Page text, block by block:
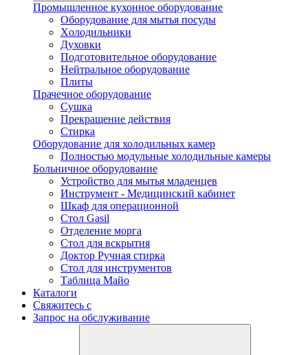
Промышленное кухонное оборудование
Оборудование для мытья посуды
Xолодильники
Духовки
Подготовительное оборудование
Нейтральное оборудование
Плиты
Прачечное оборудование
Сушка
Прекращение действия
Стирка
Оборудование для холодильных камер
Полностью модульные холодильные камеры
Больничное оборудование
Устройство для мытья младенцев
Инструмент - Медицинский кабинет
Шкаф для операционной
Стол Gasil
Отделение морга
Стол для вскрытия
Доктор Ручная стирка
Стол для инструментов
Таблица Майо
Каталоги
Свяжитесь с
Запрос на обслуживание